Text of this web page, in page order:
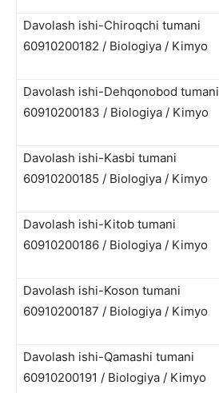
Davolash ishi-Chiroqchi tumani
60910200182 / Biologiya / Kimyo
Davolash ishi-Dehqonobod tumani
60910200183 / Biologiya / Kimyo
Davolash ishi-Kasbi tumani
60910200185 / Biologiya / Kimyo
Davolash ishi-Kitob tumani
60910200186 / Biologiya / Kimyo
Davolash ishi-Koson tumani
60910200187 / Biologiya / Kimyo
Davolash ishi-Qamashi tumani
60910200191 / Biologiya / Kimyo